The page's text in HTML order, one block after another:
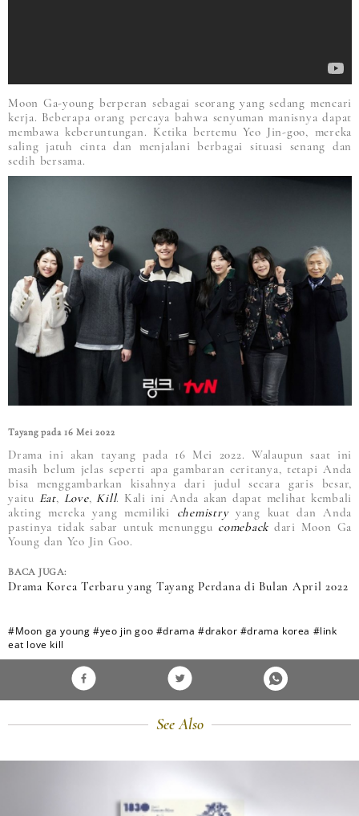
Moon Ga-young berperan sebagai seorang yang sedang mencari
kerja. Beberapa orang percaya bahwa senyuman manisnya dapat
membawa keberuntungan. Ketika bertemu Yeo Jin-goo, mereka
saling jatuh cinta dan menjalani berbagai situasi senang dan
sedih bersama.
Tayang pada 16 Mei 2022
Drama ini akan tayang pada 16 Mei 2022. Walaupun saat ini
masih belum jelas seperti apa gambaran ceritanya, tetapi Anda
bisa menggambarkan kisahnya dari judul secara garis besar,
yaitu Eat, Love, Kill. Kali ini Anda akan dapat melihat kembali
akting mereka yang memiliki chemistryyang kuat dan Anda
pastinya tidak sabar untuk menunggu comebackdari Moon Ga
Young dan Yeo Jin Goo.
BACA JUGA:
Drama Korea Terbaru yang Tayang Perdana di Bulan April 2022
#Moon ga young #yeo jin goo #drama #drakor #drama korea #link
eat love kill
See Also